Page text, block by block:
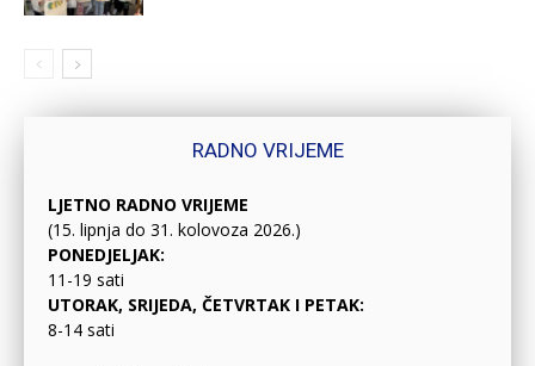
RADNO VRIJEME
LJETNO RADNO VRIJEME
(15. lipnja do 31. kolovoza 2026.)
PONEDJELJAK:
11-19 sati
UTORAK, SRIJEDA, ČETVRTAK I PETAK:
8-14 sati